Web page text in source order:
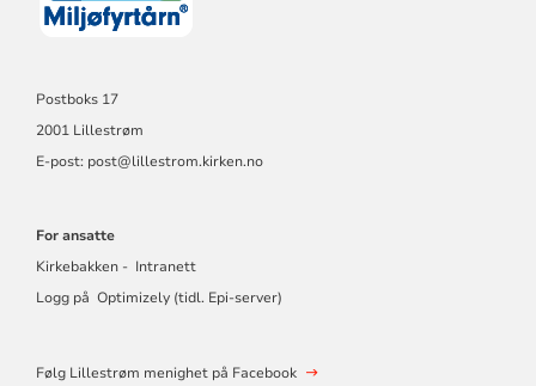
Postboks 17
2001 Lillestrøm
E-post: post@lillestrom.kirken.no
For ansatte
Kirkebakken - Intranett
Logg på Optimizely (tidl. Epi-server)
Følg Lillestrøm menighet på Facebook